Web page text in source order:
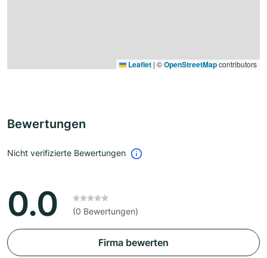
Leaflet | ©OpenStreetMapcontributors
Bewertungen
Nicht verifizierte Bewertungen
0.0 (0 Bewertungen)
Firma bewerten